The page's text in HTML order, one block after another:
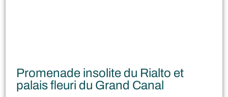
Promenade insolite du Rialto et
palais fleuri du Grand Canal